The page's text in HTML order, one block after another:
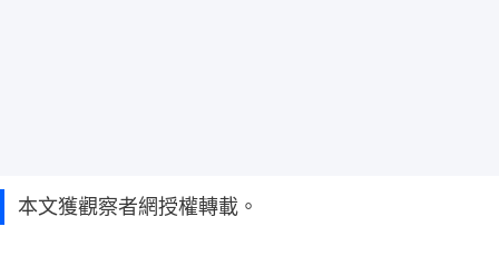
本文獲觀察者網授權轉載。